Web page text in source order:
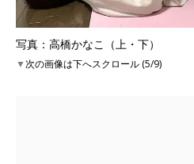
写真：高橋かなこ（上・下）
▼次の画像は下へスクロール (5/9)